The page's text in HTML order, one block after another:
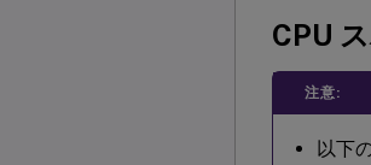
CPU
注意:
以下